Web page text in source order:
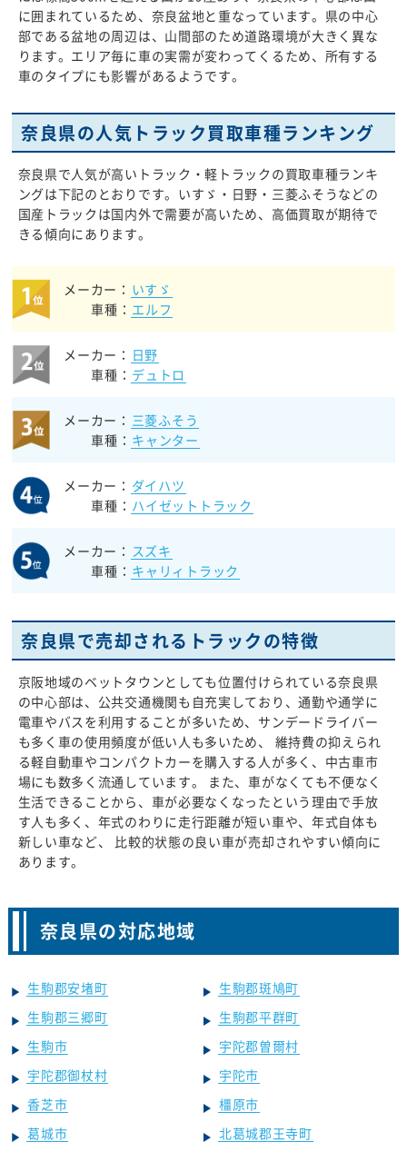
に囲まれているため、奈良盆地と重なっています。県の中心
部である盆地の周辺は、山間部のため道路環境が大きく異な
ります。エリア毎に車の実需が変わってくるため、所有する
車のタイプにも影響があるようです。
奈良県の人気トラック買取車種ランキング
奈良県で人気が高いトラック・軽トラックの買取車種ランキ
ングは下記のとおりです。いすゞ・日野・三菱ふそうなどの
国産トラックは国内外で需要が高いため、高価買取が期待で
きる傾向にあります。
メーカー： いすゞ
車種： エルフ
メーカー： 日野
車種： デュトロ
メーカー： 三菱ふそう
車種： キャンター
メーカー： ダイハツ
車種： ハイゼットトラック
メーカー： スズキ
車種： キャリィトラック
奈良県で売却されるトラックの特徴
京阪地域のベットタウンとしても位置付けられている奈良県
の中心部は、公共交通機関も自充実しており、通勤や通学に
電車やバスを利用することが多いため、サンデードライバー
も多く車の使用頻度が低い人も多いため、 維持費の抑えられ
る軽自動車やコンパクトカーを購入する人が多く、中古車市
場にも数多く流通しています。 また、車がなくても不便なく
生活できることから、車が必要なくなったという理由で手放
す人も多く、年式のわりに走行距離が短い車や、年式自体も
新しい車など、 比較的状態の良い車が売却されやすい傾向に
あります。
奈良県の対応地域
生駒郡安堵町
生駒郡斑鳩町
生駒郡三郷町
生駒郡平群町
生駒市
宇陀郡曽爾村
宇陀郡御杖村
宇陀市
香芝市
橿原市
葛城市
北葛城郡王寺町